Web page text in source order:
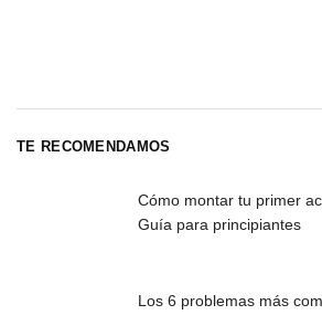
TE RECOMENDAMOS
Cómo montar tu primer
Guía para principiantes
Los 6 problemas más